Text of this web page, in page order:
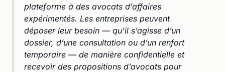
plateforme à des avocats d’affaires
expérimentés. Les entreprises peuvent
déposer leur besoin — qu’il s’agisse d’un
dossier, d’une consultation ou d’un renfort
temporaire — de manière confidentielle et
recevoir des propositions d’avocats pour